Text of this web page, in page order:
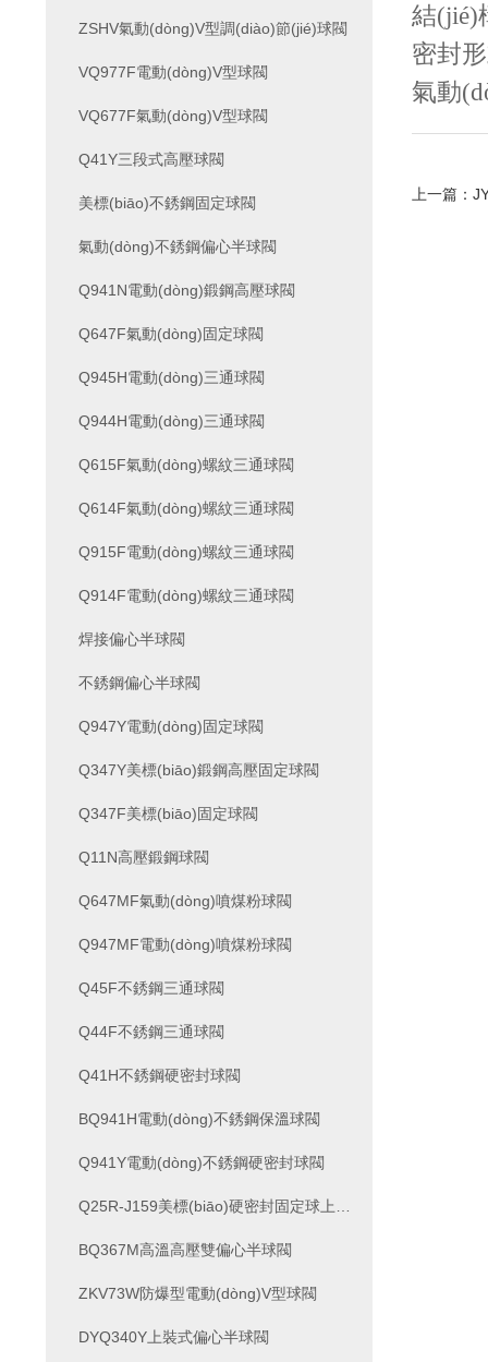
結(jié)
密封
氣動
上一篇：
ZSHV氣動(dòng)V型調(diào)節(jié)球閥
VQ977F電動(dòng)V型球閥
VQ677F氣動(dòng)V型球閥
Q41Y三段式高壓球閥
美標(biāo)不銹鋼固定球閥
氣動(dòng)不銹鋼偏心半球閥
Q941N電動(dòng)鍛鋼高壓球閥
Q647F氣動(dòng)固定球閥
Q945H電動(dòng)三通球閥
Q944H電動(dòng)三通球閥
Q615F氣動(dòng)螺紋三通球閥
Q614F氣動(dòng)螺紋三通球閥
Q915F電動(dòng)螺紋三通球閥
Q914F電動(dòng)螺紋三通球閥
焊接偏心半球閥
不銹鋼偏心半球閥
Q947Y電動(dòng)固定球閥
Q347Y美標(biāo)鍛鋼高壓固定球閥
Q347F美標(biāo)固定球閥
Q11N高壓鍛鋼球閥
Q647MF氣動(dòng)噴煤粉球閥
Q947MF電動(dòng)噴煤粉球閥
Q45F不銹鋼三通球閥
Q44F不銹鋼三通球閥
Q41H不銹鋼硬密封球閥
BQ941H電動(dòng)不銹鋼保溫球閥
Q941Y電動(dòng)不銹鋼硬密封球閥
BQ367M高溫高壓雙偏心半球閥
ZKV73W防爆型電動(dòng)V型球閥
DYQ340Y上裝式偏心半球閥